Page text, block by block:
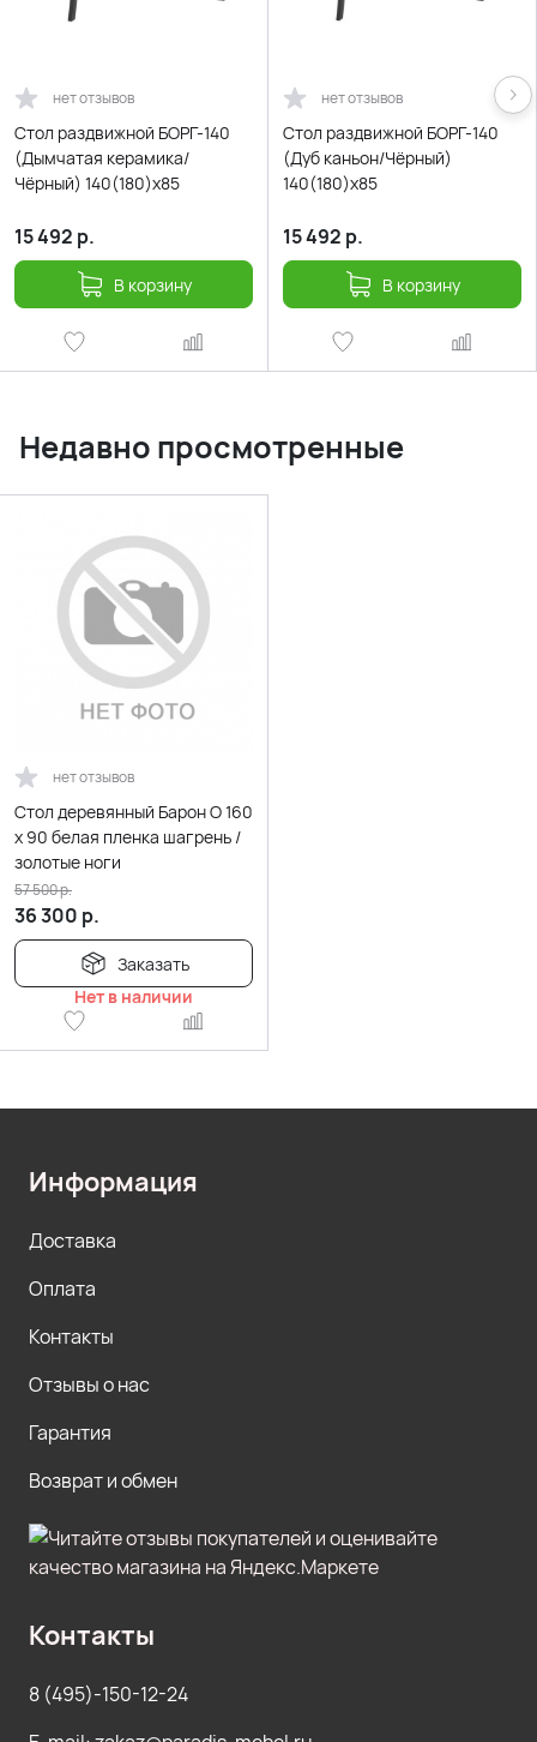
нет отзывов
Стол раздвижной БОРГ-140
(Дымчатая керамика/
Чёрный) 140(180)х85
15 492 р.
В корзину
нет отзывов
Стол раздвижной БОРГ-140
(Дуб каньон/Чёрный)
140(180)х85
15 492 р.
В корзину
Недавно просмотренные
нет отзывов
Стол деревянный Барон О 160
х 90 белая пленка шагрень /
золотые ноги
36 300 р.
57 500р.
Заказать
Нет в наличии
Информация
Доставка
Оплата
Контакты
Отзывы о нас
Гарантия
Возврат и обмен
Контакты
8 (495)-150-12-24